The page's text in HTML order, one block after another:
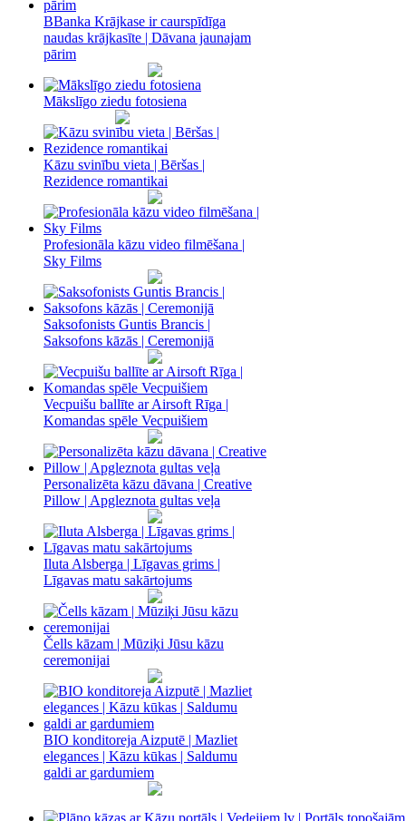
BBanka Krājkase ir caurspīdīga
naudas krājkasīte | Dāvana jaunajam
pārim
Mākslīgo ziedu fotosiena
Kāzu svinību vieta | Bēršas |
Rezidence romantikai
Profesionāla kāzu video filmēšana |
Sky Films
Saksofonists Guntis Brancis |
Saksofons kāzās | Ceremonijā
Vecpuišu ballīte ar Airsoft Rīga |
Komandas spēle Vecpuišiem
Personalizēta kāzu dāvana | Creative
Pillow | Apgleznota gultas veļa
Iluta Alsberga | Līgavas grims |
Līgavas matu sakārtojums
Čells kāzam | Mūziķi Jūsu kāzu
ceremonijai
BIO konditoreja Aizputē | Mazliet
elegances | Kāzu kūkas | Saldumu
galdi ar gardumiem